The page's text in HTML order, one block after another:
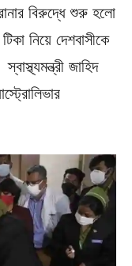
বিরুদ্ধে শুরু হলো
নিয়ে দেশবাসীকে
জাহিদ